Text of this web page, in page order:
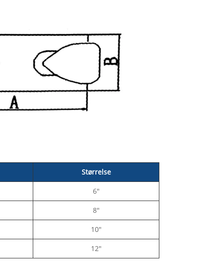
Størrelse
6"
8"
10"
12"